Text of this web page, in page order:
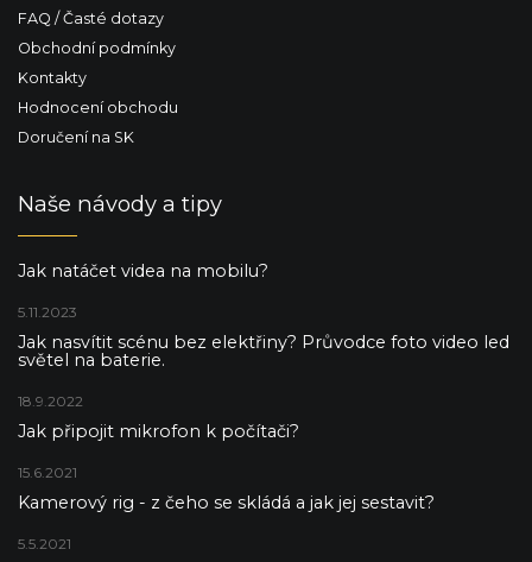
FAQ / Časté dotazy
Obchodní podmínky
Kontakty
Hodnocení obchodu
Doručení na SK
Naše návody a tipy
Jak natáčet videa na mobilu?
5.11.2023
Jak nasvítit scénu bez elektřiny? Průvodce foto video led
světel na baterie.
18.9.2022
Jak připojit mikrofon k počítači?
15.6.2021
Kamerový rig - z čeho se skládá a jak jej sestavit?
5.5.2021